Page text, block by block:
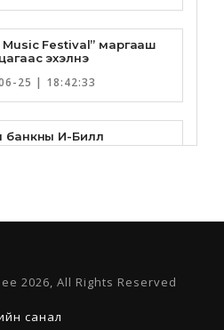
Music Festival” маргааш
эхэлнэ
25 | 18:42:33
банкны И-Билл
Голомт банк
байгууллаа
2026, All Rights Reserved
санал